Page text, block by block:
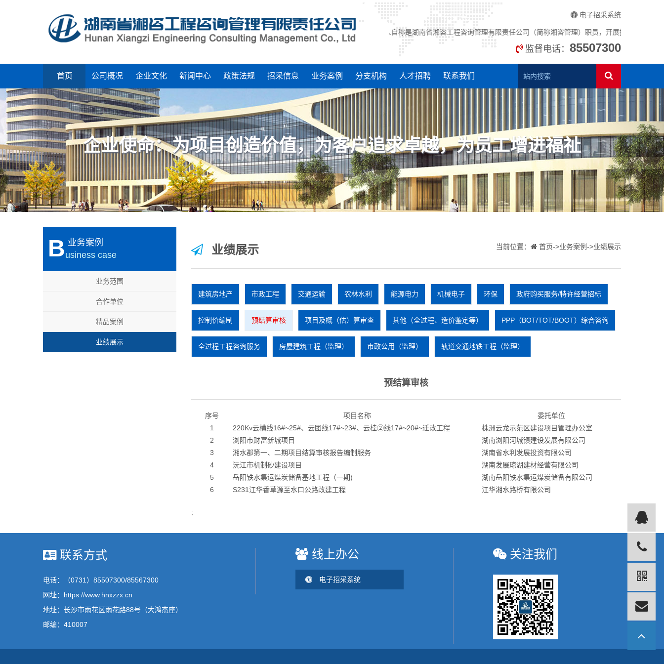
电子招采系统
郑重声明:近期，有许多人自称是湖南省湘咨工程咨询管理有限责任公司（简称湘咨管理）职员，开展招标代理、造价
监督电话： 85507300
首页 公司概况 企业文化 新闻中心 政策法规 招采信息 业务案例 分支机构 人才招聘 联系我们
企业使命：为项目创造价值，为客户追求卓越，为员工增进福祉
B 业务案例
usiness case
业务范围
合作单位
精品案例
业绩展示
业绩展示 当前位置： 首页->业务案例->业绩展示
建筑房地产 市政工程 交通运输 农林水利 能源电力 机械电子 环保 政府购买服务/特许经营招标
控制价编制 预结算审核 项目及概（估）算审查 其他（全过程、造价鉴定等） PPP（BOT/TOT/BOOT）综合咨询
全过程工程咨询服务 房屋建筑工程（监理） 市政公用（监理） 轨道交通地铁工程（监理）
预结算审核
序号 项目名称
委托单位
1
220Kv云横线16#~25#、云团线17#~23#、云桂②线17#~20#~迁改工程
株洲云龙示范区建设项目管理办公室
2
浏阳市财富新城项目
湖南浏阳河城镇建设发展有限公司
3
湘水郡第一、二期项目结算审核报告编制服务
湖南省水利发展投资有限公司
4
沅江市机制砂建设项目
湖南发展琼湖建材经营有限公司
5
岳阳铁水集运煤炭储备基地工程（一期)
湖南岳阳铁水集运煤炭储备有限公司
6
S231江华香草源至水口公路改建工程 江华湘水路桥有限公司
;
联系方式
电话：（0731）85507300/85567300
网址：https://www.hnxzzx.cn
地址：长沙市雨花区雨花路88号（大鸿杰座）
邮编：410007
线上办公
电子招采系统
关注我们